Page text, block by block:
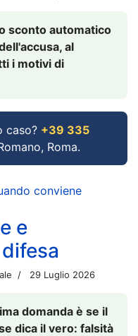
sconto automatico
al
i motivi di
caso? +39 335
Roma.
conviene
e
29 Luglio 2026
domanda è se il
dica il vero: falsità